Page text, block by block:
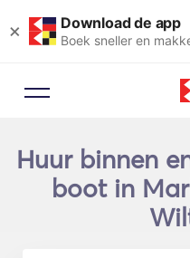
× Download de app
Boek sneller en
Huur binnen
boot in